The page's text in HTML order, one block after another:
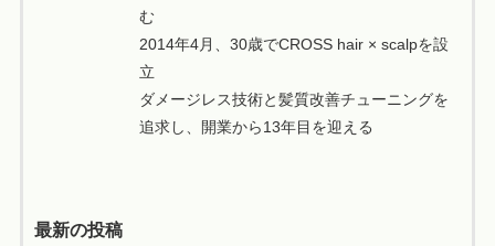
む
2014年4月、30歳でCROSS hair × scalpを設
立
ダメージレス技術と髪質改善チューニングを
追求し、開業から13年目を迎える
最新の投稿